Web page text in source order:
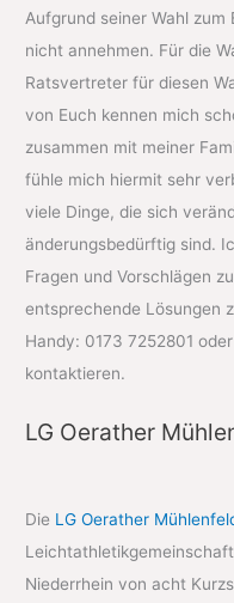
Aufgrund seiner Wahl
nicht annehmen. Für die
Ratsvertreter für diesen
von Euch kennen mich
zusammen mit meiner
fühle mich hiermit sehr
viele Dinge, die sich
änderungsbedürftig sind.
Fragen und Vorschlägen
entsprechende Lösungen
Handy: 0173 7252801
kontaktieren.
LG Oerather
Die LG Oerather
Niederrhein von acht